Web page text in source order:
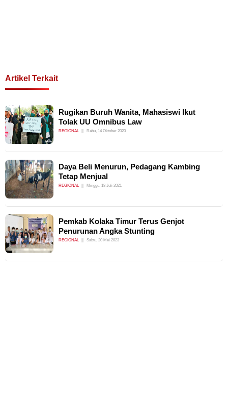
Artikel Terkait
Rugikan Buruh Wanita, Mahasiswi Ikut
Tolak UU Omnibus Law
REGIONAL Rabu, 14 Oktober 2020
Daya Beli Menurun, Pedagang Kambing
Tetap Menjual
REGIONAL Minggu, 18 Juli 2021
Pemkab Kolaka Timur Terus Genjot
Penurunan Angka Stunting
REGIONAL Sabtu, 20 Mei 2023